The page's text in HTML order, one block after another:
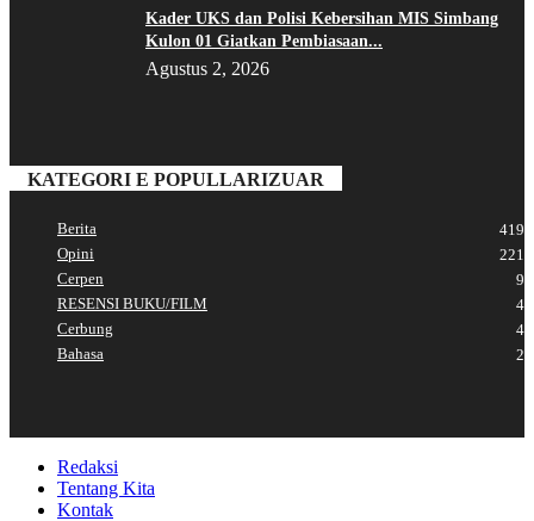
Kader UKS dan Polisi Kebersihan MIS Simbang
Kulon 01 Giatkan Pembiasaan...
Agustus 2, 2026
KATEGORI E POPULLARIZUAR
Berita
419
Opini
221
Cerpen
9
RESENSI BUKU/FILM
4
Cerbung
4
Bahasa
2
Redaksi
Tentang Kita
Kontak